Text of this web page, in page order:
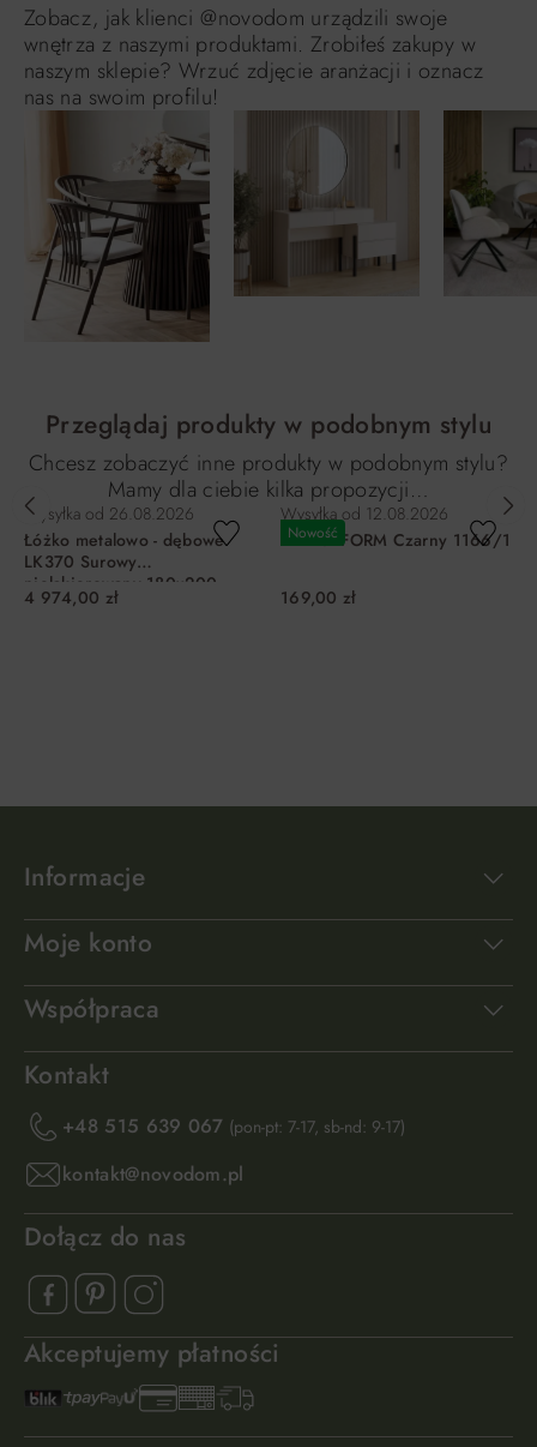
Zobacz, jak klienci @novodom urządzili swoje
wnętrza z naszymi produktami. Zrobiłeś zakupy w
naszym sklepie? Wrzuć zdjęcie aranżacji i oznacz
nas na swoim profilu!
Przeglądaj produkty w podobnym stylu
Chcesz zobaczyć inne produkty w podobnym stylu?
Mamy dla ciebie kilka propozycji…
Wysyłka od 26.08.2026
Łóżko metalowo - dębowe
LK370 Surowy
nielakierowany 180x200
DREWMAX
4 974,00 zł
Nowość
Wysyłka od 12.08.2026
Kinkiet FORM Czarny 1166/1
169,00 zł
Informacje
Moje konto
Współpraca
Kontakt
+48 515 639 067 (pon-pt: 7-17, sb-nd: 9-17)
kontakt@novodom.pl
Dołącz do nas
Akceptujemy płatności